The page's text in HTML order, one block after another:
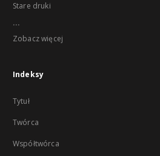
Stare druki
...
Zobacz więcej
Indeksy
Tytuł
Twórca
Współtwórca